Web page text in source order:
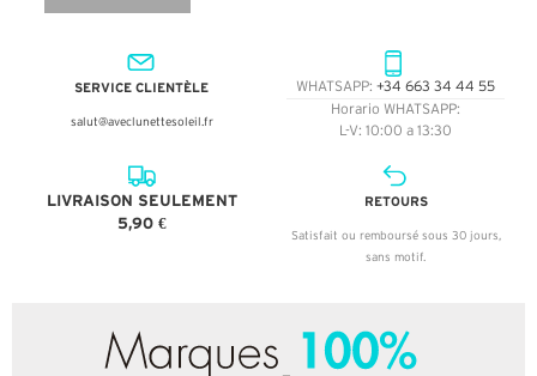
SERVICE CLIENTÈLE
salut@aveclunettesoleil.fr
WHATSAPP: +34 663 34 44 55
Horario WHATSAPP:
L-V: 10:00 a 13:30
LIVRAISON SEULEMENT
5,90 €
RETOURS
Satisfait ou remboursé sous 30 jours,
sans motif.